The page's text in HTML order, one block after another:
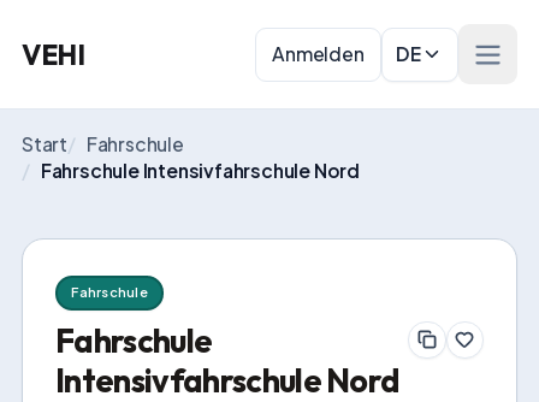
VEHI Anmelden DE
Start/ Fahrschule
/ Fahrschule Intensivfahrschule Nord
Fahrschule
Fahrschule
Intensivfahrschule Nord